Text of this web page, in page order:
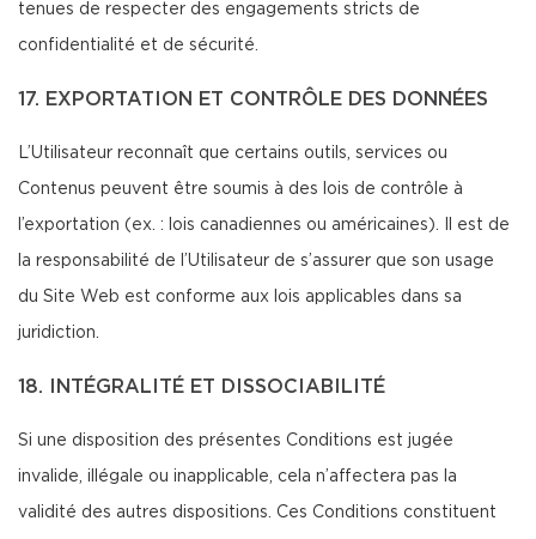
tenues de respecter des engagements stricts de
confidentialité et de sécurité.
17. EXPORTATION ET CONTRÔLE DES DONNÉES
L’Utilisateur reconnaît que certains outils, services ou
Contenus peuvent être soumis à des lois de contrôle à
l’exportation (ex. : lois canadiennes ou américaines). Il est de
la responsabilité de l’Utilisateur de s’assurer que son usage
du Site Web est conforme aux lois applicables dans sa
juridiction.
18. INTÉGRALITÉ ET DISSOCIABILITÉ
Si une disposition des présentes Conditions est jugée
invalide, illégale ou inapplicable, cela n’affectera pas la
validité des autres dispositions. Ces Conditions constituent